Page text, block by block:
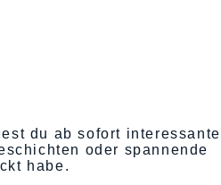
du ab sofort interessante
oder spannende
habe.